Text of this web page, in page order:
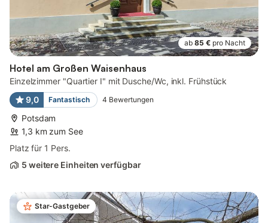
ab 85 € pro Nacht
Hotel am Großen Waisenhaus
Einzelzimmer "Quartier I" mit Dusche/Wc, inkl. Frühstück
9,0
Fantastisch 4 Bewertungen
Potsdam
1,3 km zum See
Platz für 1 Pers.
5 weitere Einheiten verfügbar
Star-Gastgeber